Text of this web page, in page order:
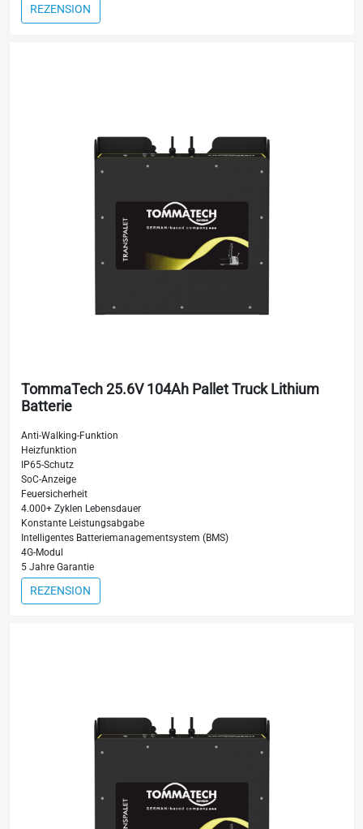
REZENSION
TommaTech 25.6V 104Ah Pallet Truck Lithium
Batterie
Anti-Walking-Funktion
Heizfunktion
IP65-Schutz
SoC-Anzeige
Feuersicherheit
4.000+ Zyklen Lebensdauer
Konstante Leistungsabgabe
Intelligentes Batteriemanagementsystem (BMS)
4G-Modul
5 Jahre Garantie
REZENSION